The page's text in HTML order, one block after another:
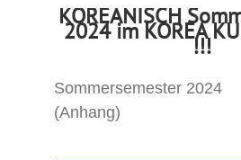
KOREANISCH
2024 im KOREA
!!!
Sommersemester
(Anhang)